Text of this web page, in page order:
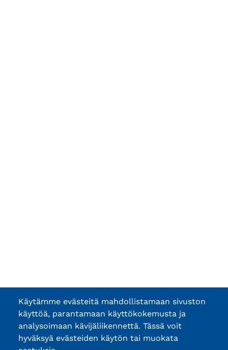
Käytämme evästeitä mahdollistamaan sivuston
käyttöä, parantamaan käyttökokemusta ja
analysoimaan kävijäliikennettä. Tässä voit
hyväksyä evästeiden käytön tai muokata